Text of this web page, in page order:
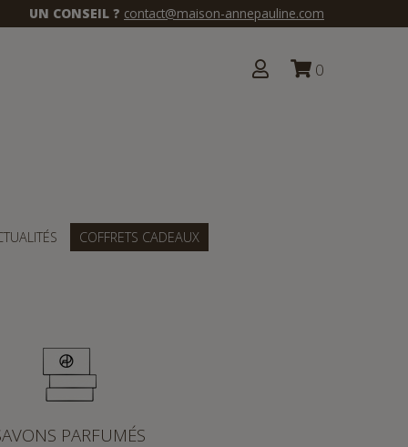
UN CONSEIL ? contact@maison-annepauline.com
0
COFFRETS CADEAUX
PARFUMÉS